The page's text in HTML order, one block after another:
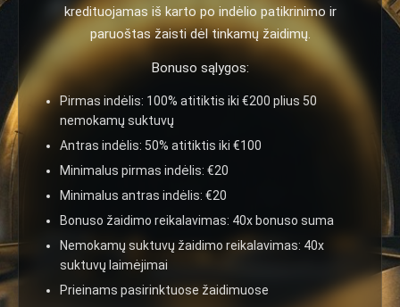
kredituojamas iš karto po indėlio patikrinimo ir
paruoštas žaisti dėl tinkamų žaidimų.
Bonuso sąlygos:
Pirmas indėlis: 100% atitiktis iki €200 plius 50
nemokamų suktuvų
Antras indėlis: 50% atitiktis iki €100
Minimalus pirmas indėlis: €20
Minimalus antras indėlis: €20
Bonuso žaidimo reikalavimas: 40x bonuso suma
Nemokamų suktuvų žaidimo reikalavimas: 40x
suktuvų laimėjimai
Prieinams pasirinktuose žaidimuose